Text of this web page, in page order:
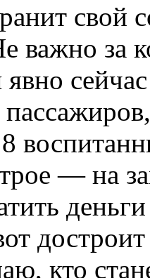
свой
важно за
— на
кто